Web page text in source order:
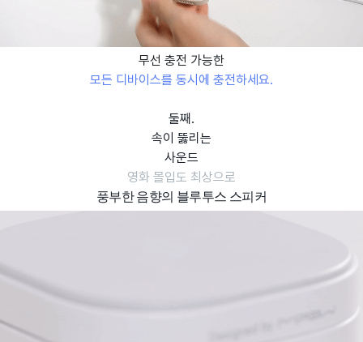
무선 충전 가능한
모든 디바이스를 동시에 충전하세요.
둘째.
속이 뚫리는
사운드
영화 몰입도 최상으로
풍부한 음향의 블루투스 스피커